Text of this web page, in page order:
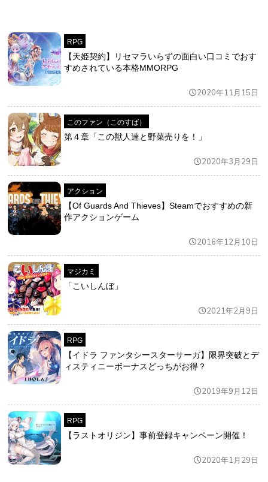
RPG
【天姫契約】リセマラいらずの面白い口コミでおす
すめされている本格MMORPG
2020年11月15日
このファン（このすば）
第４章「この獣人達と野菜売りを！」
2020年3月29日
アクション
【Of Guards And Thieves】Steamでおすすめの新
作アクションゲーム
2016年12月10日
マジカミ
「こいしんぼ」
2021年2月9日
RPG
【イドラ ファンタシースターサーガ】限界突破とデ
ィスティニーボーナスどっちがお得？
2019年9月12日
RPG
【ラストオリジン】事前登録キャンペーン開催！
2020年1月29日